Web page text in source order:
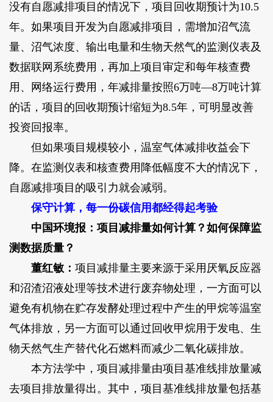
没有自愿减排项目的情况下，项目回收期预计为10.5
年。如果项目开发为自愿减排项目，需增加沼气流
量、沼气浓度、输出电量和生物天然气的监测仪表及
数据联网系统费用，再加上项目审定和每年核查费
用、网络运行费用，年减排量按照6万吨—8万吨计算
的话，项目的回收期预计缩短为8.5年，可明显改善
投资回报率。
但如果项目规模较小，温室气体减排收益会下
降。在监测仪表和核查费用降低幅度不大的情况下，
自愿减排项目的吸引力就会减弱。
保守计算，每一份碳信用都经得起考验
中国环境报：项目减排量如何计算？如何保障监
测数据质量？
董红敏： 项目减排量主要来源于采用厌氧反应器
和沼渣沼液处理等技术进行废弃物处理，一方面可以
避免有机物在贮存发酵处理过程中产生的甲烷等温室
气体排放，另一方面可以通过回收甲烷用于发电、生
物天然气生产替代化石燃料而减少二氧化碳排放。
本方法学中，项目减排量由项目基准线排放量减
去项目排放量得出。其中，项目基准线排放量包括基